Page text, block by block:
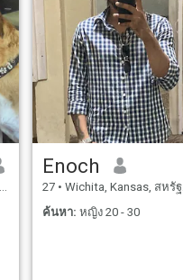
Enoch
27 • Wichita, Kansas, สหรัฐอเมริกา
ค้นหา: หญิง 20 - 30